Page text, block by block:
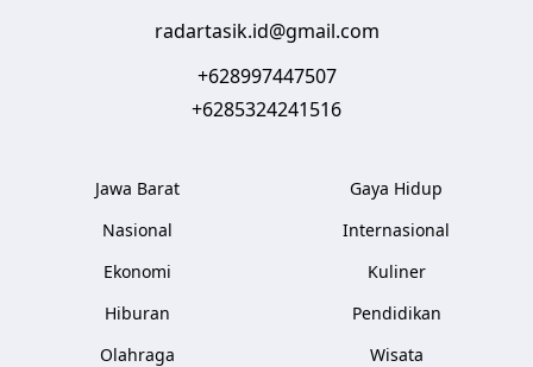
radartasik.id@gmail.com
+628997447507
+6285324241516
Jawa Barat
Nasional
Ekonomi
Hiburan
Olahraga
Gaya Hidup
Internasional
Kuliner
Pendidikan
Wisata